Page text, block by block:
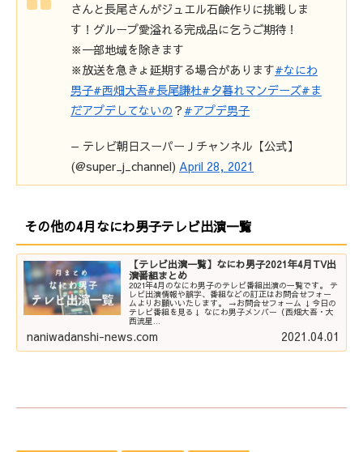
さんと長尾さんがジュエル石鹸作りに挑戦しま
す！グループ愛溢れる完成品に乞うご期待！
※一部地域を除きます
※放送を急きょ延期する場合があります#なにわ
男子#西畑大吾#長尾謙杜#夕暮れマンデーズ#ま
だアプデしてないの ？#アプデ男子
— テレビ朝日スーパーＪチャンネル【公式】
(@super_j_channel) April 28, 2021
その他の4月なにわ男子テレビ出演一覧
【テレビ出演一覧】なにわ男子2021年4月TV出
演番組まとめ
2021年4月のなにわ男子のテレビ番組出演の一覧です。 テ
レビ出演情報や誤字、番組などの訂正はお問合せフォー
ムよりお願いいたします。 →お問合せフォーム ↓今日の
テレビ番組を見る↓ なにわ男子メンバー（西畑大吾・大
西流星...
naniwadanshi-news.com 2021.04.01